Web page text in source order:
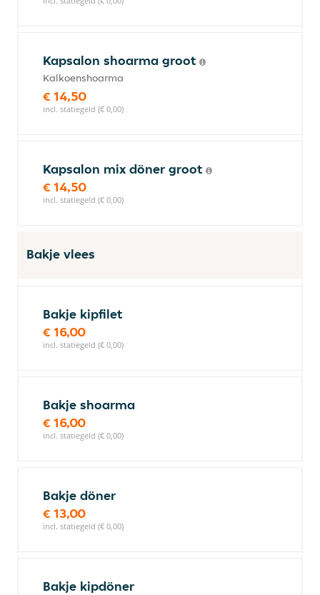
Kapsalon shoarma groot
Kalkoenshoarma
€ 14,50
incl. statiegeld (€ 0,00)
Kapsalon mix döner groot
€ 14,50
incl. statiegeld (€ 0,00)
Bakje vlees
Bakje kipfilet
€ 16,00
incl. statiegeld (€ 0,00)
Bakje shoarma
€ 16,00
incl. statiegeld (€ 0,00)
Bakje döner
€ 13,00
incl. statiegeld (€ 0,00)
Bakje kipdöner